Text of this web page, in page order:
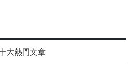
大熱門文章